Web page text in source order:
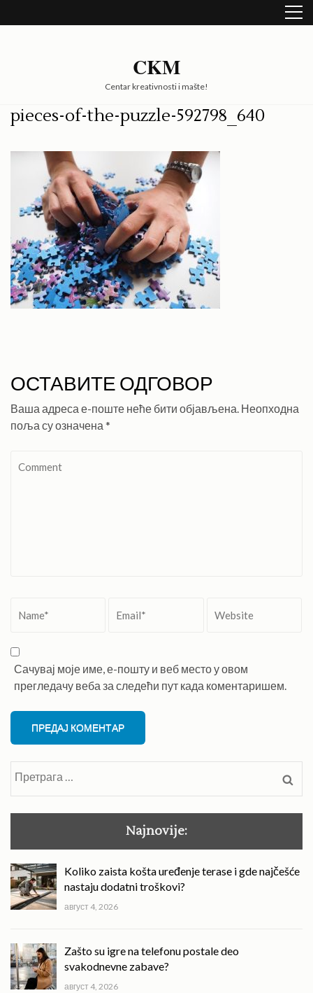
to
CKM
Centar kreativnosti i mašte!
pieces-of-the-puzzle-592798_640
ОСТАВИТЕ ОДГОВОР
Ваша адреса е-поште неће бити објављена. Неопходна
поља су означена *
Сачувај моје име, е-пошту и веб место у овом
прегледачу веба за следећи пут када коментаришем.
Najnovije:
Koliko zaista košta uređenje terase i gde najčešće
nastaju dodatni troškovi?
август 4, 2026
Zašto su igre na telefonu postale deo
svakodnevne zabave?
август 4, 2026